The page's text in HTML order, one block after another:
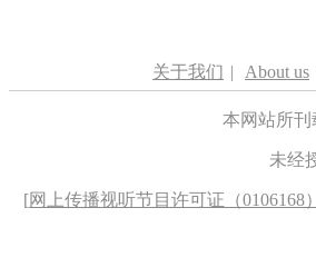
关于我们 | About us
本网站所
未经
[网上传播视听节目许可证（0106168）